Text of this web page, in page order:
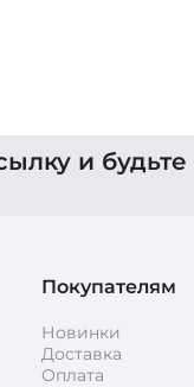
и будьте
Покупателям
Новинки
Доставка
Оплата